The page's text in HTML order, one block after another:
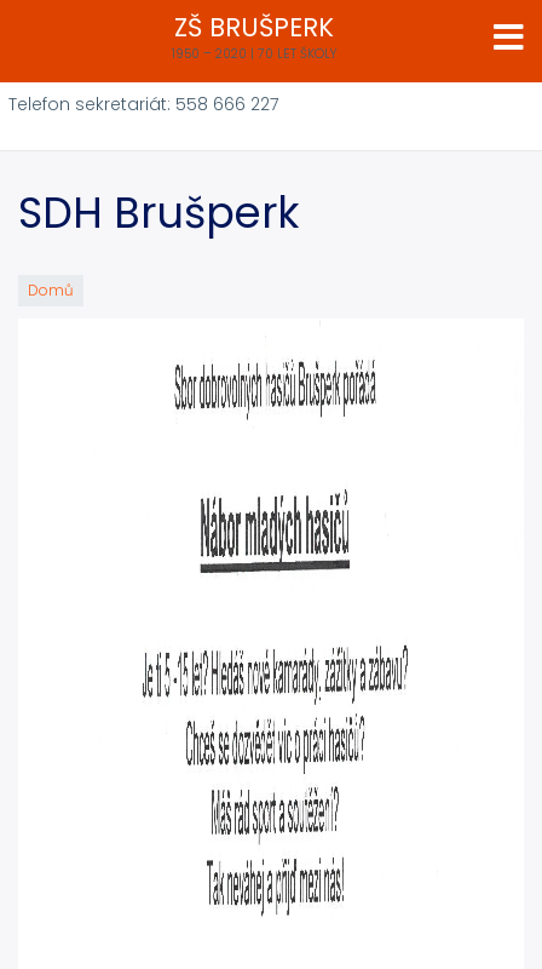
obsahu
ZŠ BRUŠPERK
1950 – 2020 | 70 LET ŠKOLY
Telefon sekretariát: 558 666 227
SDH Brušperk
Domů